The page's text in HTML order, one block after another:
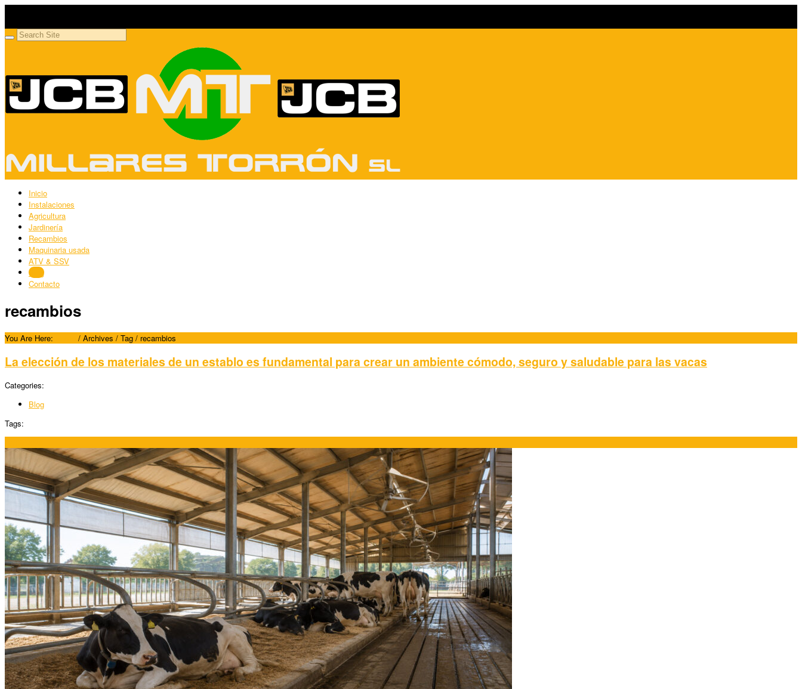
Inicio
Instalaciones
Agricultura
Jardinería
Recambios
Maquinaria usada
ATV & SSV
Blog
Contacto
recambios
You Are Here: / Archives / Tag / recambios
La elección de los materiales de un establo es fundamental para crear un ambiente cómodo, seguro y saludable para las vacas
Categories:
Blog
Tags: